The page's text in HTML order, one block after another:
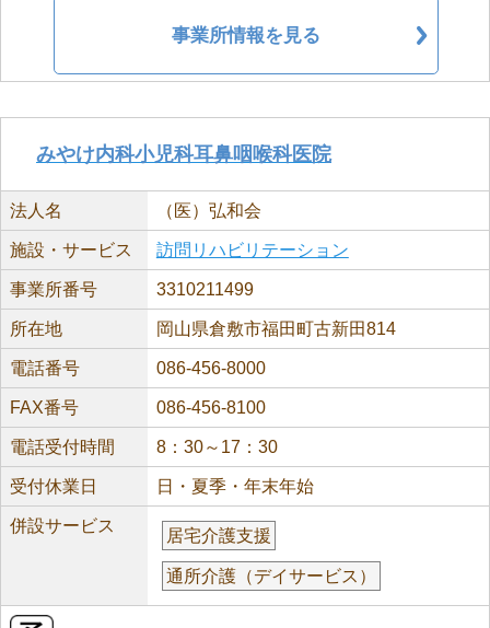
事業所情報を見る
みやけ内科小児科耳鼻咽喉科医院
法人名 （医）弘和会
施設・サービス 訪問リハビリテーション
事業所番号 3310211499
所在地 岡山県倉敷市福田町古新田814
電話番号 086-456-8000
FAX番号 086-456-8100
電話受付時間 8：30～17：30
受付休業日 日・夏季・年末年始
併設サービス
居宅介護支援
通所介護（デイサービス）